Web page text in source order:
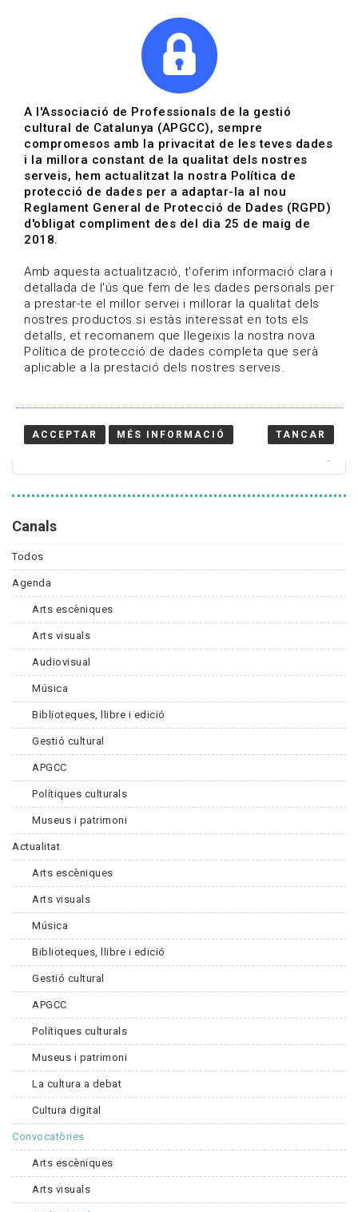
Actualitza't
Vols estar al dia?
HOME / BLOG
Estigues al dia
Convocatòries, activitats i notícies del sector de la
cultura.
Canals
Todos
Agenda
Arts escèniques
Arts visuals
Audiovisual
Música
Biblioteques, llibre i edició
Gestió cultural
APGCC
Polítiques culturals
Museus i patrimoni
Actualitat
Arts escèniques
Arts visuals
Música
Biblioteques, llibre i edició
Gestió cultural
APGCC
Polítiques culturals
Museus i patrimoni
La cultura a debat
Cultura digital
Convocatòries
Arts escèniques
Arts visuals
A l'Associació de Professionals de la gestió
cultural de Catalunya (APGCC), sempre
compromesos amb la privacitat de les teves dades
i la millora constant de la qualitat dels nostres
serveis, hem actualitzat la nostra Política de
protecció de dades per a adaptar-la al nou
Reglament General de Protecció de Dades (RGPD)
d'obligat compliment des del dia 25 de maig de
2018.
Amb aquesta actualització, t'oferim informació clara i
detallada de l'ús que fem de les dades personals per
a prestar-te el millor servei i millorar la qualitat dels
nostres productos.si estàs interessat en tots els
detalls, et recomanem que llegeixis la nostra nova
Política de protecció de dades completa que serà
aplicable a la prestació dels nostres serveis.
ACCEPTAR MÉS INFORMACIÓ TANCAR